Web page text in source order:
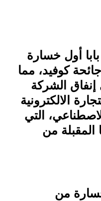
أول خسارة
كوفيد، مما
الشركة
الالكترونية
التي
المقبلة من
من